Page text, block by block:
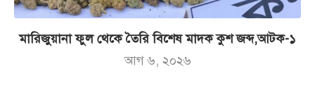
মারিজুয়ানা ফুল থেকে তৈরি বিশেষ মাদক কুশ জব্দ,আটক-১
আগ ৬, ২০২৬